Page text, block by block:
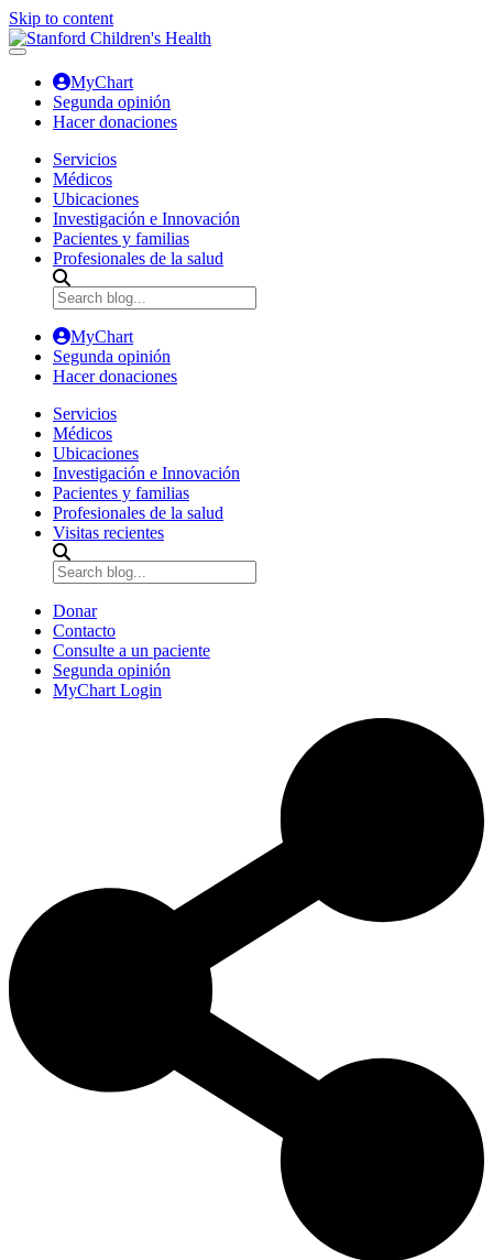
Skip to content
MyChart
Segunda opinión
Hacer donaciones
Servicios
Médicos
Ubicaciones
Investigación e Innovación
Pacientes y familias
Profesionales de la salud
MyChart
Segunda opinión
Hacer donaciones
Servicios
Médicos
Ubicaciones
Investigación e Innovación
Pacientes y familias
Profesionales de la salud
Visitas recientes
Donar
Contacto
Consulte a un paciente
Segunda opinión
MyChart Login